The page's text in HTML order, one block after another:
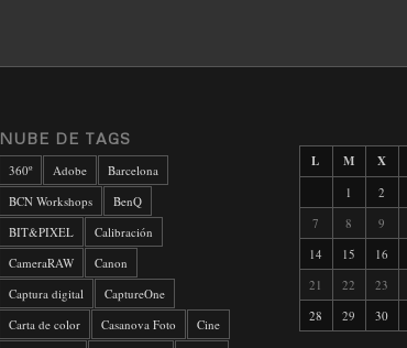
NUBE DE TAGS
360º Adobe
Barcelona
BCN Workshops
BenQ
BIT&PIXEL
Calibración
CameraRAW
Canon
Captura digital
CaptureOne
Carta de color
Casanova Foto
Cine
L
M X
1 2
7
8 9
14
15 16
21
22 23
28
29 30